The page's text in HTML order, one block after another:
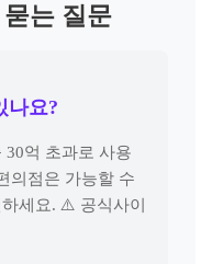
묻는 질문
나요?
30억 초과로 사용
의점은 가능할 수
세요. ⚠️ 공식사이